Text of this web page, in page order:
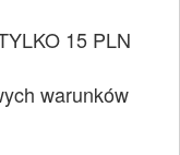
15 PLN
warunków